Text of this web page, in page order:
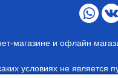
магазине и офлайн
условиях не является